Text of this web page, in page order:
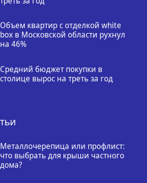
Объем квартир с отделкой white
box в Московской области рухнул
на 46%
Средний бюджет покупки в
столице вырос на треть за год
Металлочерепица или профлист:
что выбрать для крыши частного
дома?